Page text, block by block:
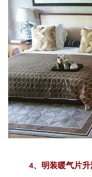
4、明装暖气片